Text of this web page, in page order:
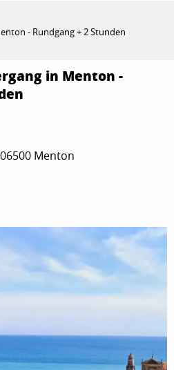
- Rundgang + 2 Stunden
in Menton -
Menton